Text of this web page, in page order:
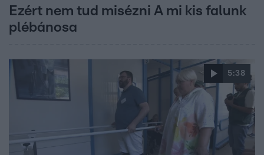
Ezért nem tud misézni A mi kis falunk
plébánosa
5:38